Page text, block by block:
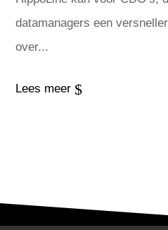
datamanagers een
over...
Lees meer $